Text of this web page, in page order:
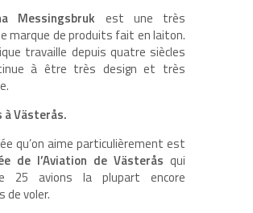
Messingsbruk est une très
marque de produits fait en laiton.
travaille depuis quatre siècles
à être très design et très
à Västerås.
qu’on aime particulièrement est
de l’Aviation de Västerås qui
25 avions la plupart encore
de voler.